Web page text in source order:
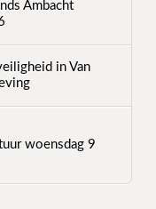
Ambacht
in Van
woensdag 9